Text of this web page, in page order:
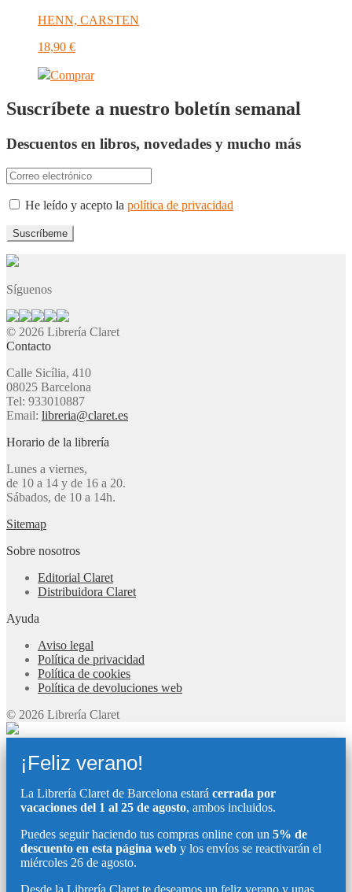
HENN, CARSTEN
18,90 €
Comprar
Suscríbete a nuestro boletín semanal
Descuentos en libros, novedades y mucho más
He leído y acepto la política de privacidad
Síguenos
© 2026 Librería Claret
Contacto
Calle Sicília, 410
08025 Barcelona
Tel: 933010887
Email: libreria@claret.es
Horario de la librería
Lunes a viernes,
de 10 a 14 y de 16 a 20.
Sábados, de 10 a 14h.
Sitemap
Sobre nosotros
Editorial Claret
Distribuidora Claret
Ayuda
Aviso legal
Política de privacidad
Política de cookies
Política de devoluciones web
© 2026 Librería Claret
¡Feliz verano!
La Librería Claret de Barcelona estará cerrada por
vacaciones del 1 al 25 de agosto, ambos incluidos.
Puedes seguir haciendo tus compras online con un 5% de
descuento en esta página web y los envíos se reactivarán el
miércoles 26 de agosto.
Desde la Librería Claret te deseamos un feliz verano y unas